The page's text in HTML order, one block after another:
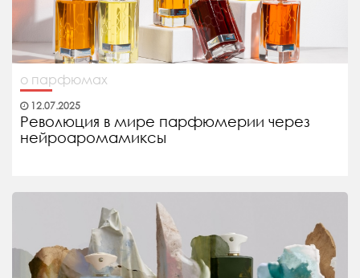
о парфюмах
12.07.2025
Революция в мире парфюмерии через
нейроаромамиксы